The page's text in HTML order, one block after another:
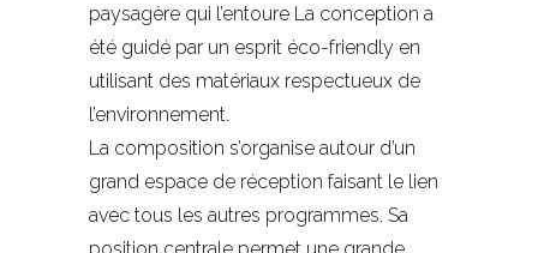
paysagère qui l’entoure La conception a
été guidé par un esprit éco-friendly en
utilisant des matériaux respectueux de
l’environnement.
La composition s’organise autour d’un
grand espace de réception faisant le lien
avec tous les autres programmes. Sa